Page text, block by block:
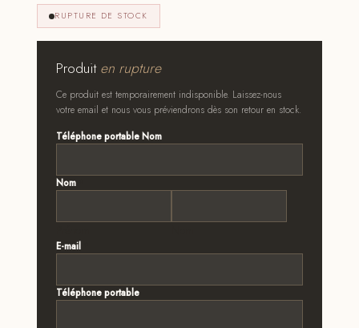
RUPTURE DE STOCK
Produiten rupture
Ce produit est temporairement indisponible. Laissez-nous
votre email et nous vous préviendrons dès son retour en stock.
Téléphone portable Nom
Nom
E-mail
Téléphone portable